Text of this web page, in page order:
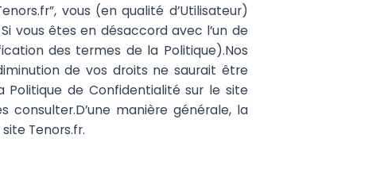
vous (en qualité d’Utilisateur)
vous êtes en désaccord avec l’un de
des termes de la Politique).Nos
de vos droits ne saurait être
Politique de Confidentialité sur le site
manière générale, la
Tenors.fr.